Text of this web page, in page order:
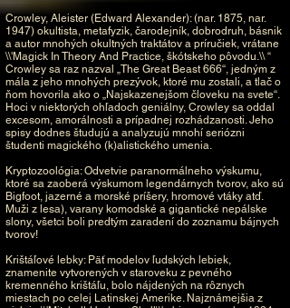
Crowley, Aleister (Edward Alexander): (nar. 1875, nar.
1947) okultista, metafyzik, čarodejník, dobrodruh, básnik
a autor mnohých okultných traktátov a príručiek, vrátane
\\'Magick In Theory And Practice, škótskeho pôvodu.\\ “
Crowley sa raz nazval „The Great Beast 666“, jedným z
mála z jeho mnohých prezývok, ktoré mu zostali, a tlač o
ňom hovorila ako o „Najskazenejšom človeku na svete“.
Hoci v niektorých ohľadoch geniálny, Crowley sa oddal
excesom, amorálnosti a prípadnej rozhádzanosti. Jeho
spisy dodnes študujú a analyzujú mnohí seriózni
študenti magického (k)alistického umenia.
Kryptozoológia: Odvetvie paranormálneho výskumu,
ktoré sa zaoberá výskumom legendárnych tvorov, ako sú
Bigfoot, jazerné a morské príšery, hromové vtáky atď.
Muži z lesa), varany komodské a gigantické nepálske
slony, všetci boli predtým zaradení do zoznamu bájnych
tvorov!
Krištáľové lebky: Päť modelov ľudských lebiek,
znamenite vytvorených v staroveku z pevného
kremenného krištáľu, bolo nájdených na rôznych
miestach po celej Latinskej Amerike. Najznámejšia z